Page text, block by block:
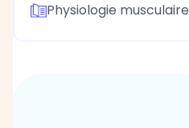
Physiologie musculaire